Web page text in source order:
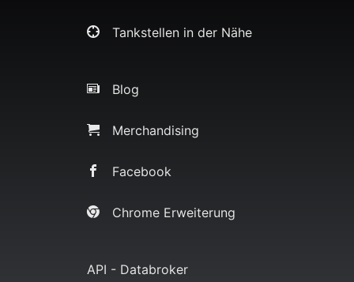
Tankstellen in der Nähe
Blog
Merchandising
Facebook
Chrome Erweiterung
API - Databroker